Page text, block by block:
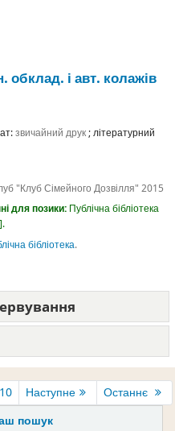
пошук
обклад. і авт. колажів
звичайний друк; літературний
"Клуб Сімейного Дозвілля" 2015
для позики: Публічна бібліотека
.
бібліотека.
10 Наступне Останнє